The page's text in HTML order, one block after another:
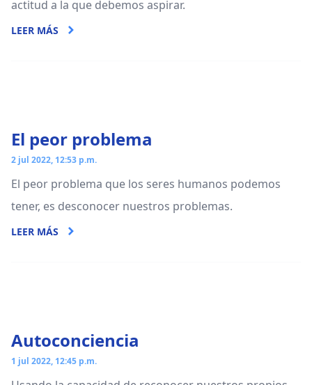
actitud a la que debemos aspirar.
LEER MÁS
El peor problema
2 jul 2022, 12:53 p.m.
El peor problema que los seres humanos podemos
tener, es desconocer nuestros problemas.
LEER MÁS
Autoconciencia
1 jul 2022, 12:45 p.m.